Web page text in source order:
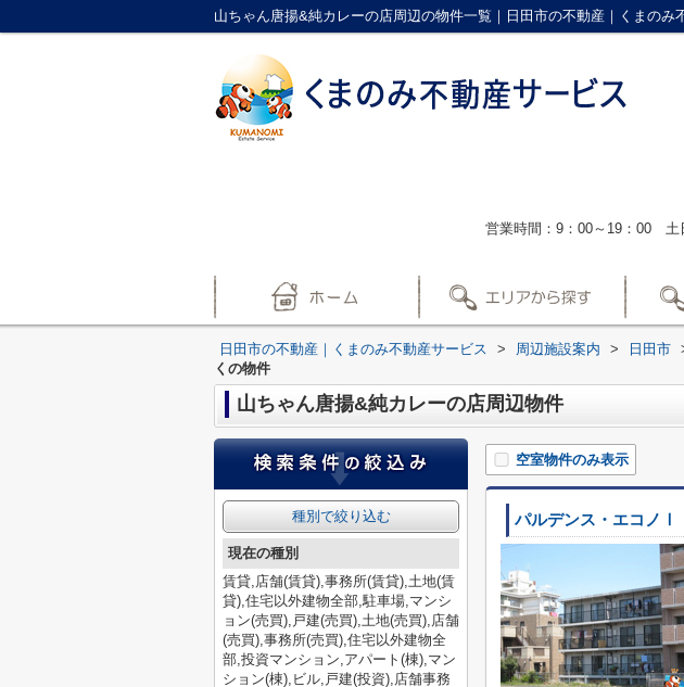
山ちゃん唐揚&純カレーの店周辺の物件一覧｜日田市の不動産｜くまのみ
営業時間：9：00～19：00 土
日田市の不動産｜くまのみ不動産サービス > 周辺施設案内 > 日田市
くの物件
山ちゃん唐揚&純カレーの店周辺物件
空室物件のみ表示
パルデンス・エコノⅠ
種別で絞り込む
現在の種別
賃貸,店舗(賃貸),事務所(賃貸),土地(賃
貸),住宅以外建物全部,駐車場,マンシ
ョン(売買),戸建(売買),土地(売買),店舗
(売買),事務所(売買),住宅以外建物全
部,投資マンション,アパート(棟),マン
ション(棟),ビル,戸建(投資),店舗事務